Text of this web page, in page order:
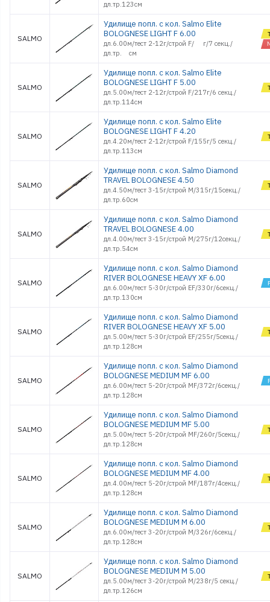
дл.тр.123см
SALMO
Удилище попл. с кол. Salmo Elite
BOLOGNESE LIGHT F 6.00
дл.6.00м/тест 2-12г/строй F/ г/7 секц./
дл.тр. см
SALMO
Удилище попл. с кол. Salmo Elite
BOLOGNESE LIGHT F 5.00
дл.5.00м/тест 2-12г/строй F/217г/6 секц./
дл.тр.114см
SALMO
Удилище попл. с кол. Salmo Elite
BOLOGNESE LIGHT F 4.20
дл.4.20м/тест 2-12г/строй F/155г/5 секц./
дл.тр.113см
SALMO
Удилище попл. с кол. Salmo Diamond
TRAVEL BOLOGNESE 4.50
дл.4.50м/тест 3-15г/строй M/315г/15секц./
дл.тр.60см
SALMO
Удилище попл. с кол. Salmo Diamond
TRAVEL BOLOGNESE 4.00
дл.4.00м/тест 3-15г/строй M/275г/12секц./
дл.тр.54см
SALMO
Удилище попл. с кол. Salmo Diamond
RIVER BOLOGNESE HEAVY XF 6.00
дл.6.00м/тест 5-30г/строй EF/330г/6секц./
дл.тр.130см
SALMO
Удилище попл. с кол. Salmo Diamond
RIVER BOLOGNESE HEAVY XF 5.00
дл.5.00м/тест 5-30г/строй EF/255г/5секц./
дл.тр.128см
SALMO
Удилище попл. с кол. Salmo Diamond
BOLOGNESE MEDIUM MF 6.00
дл.6.00м/тест 5-20г/строй MF/372г/6секц./
дл.тр.128см
SALMO
Удилище попл. с кол. Salmo Diamond
BOLOGNESE MEDIUM MF 5.00
дл.5.00м/тест 5-20г/строй MF/260г/5секц./
дл.тр.128см
SALMO
Удилище попл. с кол. Salmo Diamond
BOLOGNESE MEDIUM MF 4.00
дл.4.00м/тест 5-20г/строй MF/187г/4секц./
дл.тр.128см
SALMO
Удилище попл. с кол. Salmo Diamond
BOLOGNESE MEDIUM M 6.00
дл.6.00м/тест 3-20г/строй M/326г/6секц./
дл.тр.128см
SALMO
Удилище попл. с кол. Salmo Diamond
BOLOGNESE MEDIUM M 5.00
дл.5.00м/тест 3-20г/строй M/238г/5 секц./
дл.тр.126см